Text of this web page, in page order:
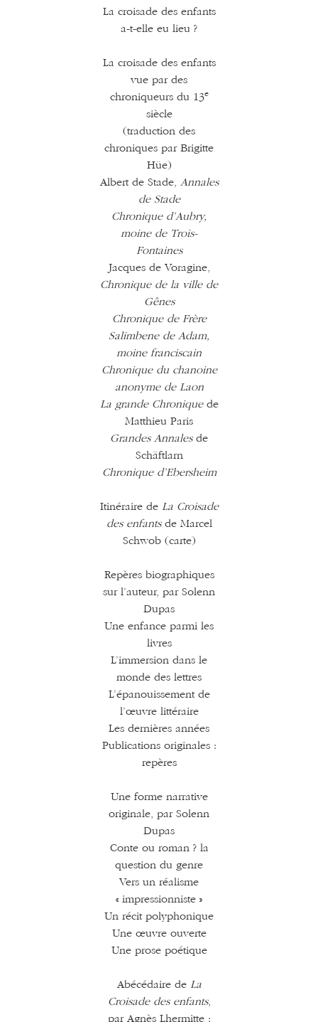
La croisade des enfants
a-t-elle eu lieu ?
La croisade des enfants
vue par des
chroniqueurs du 13e
siècle
(traduction des
chroniques par Brigitte
Hüe)
Albert de Stade, Annales
de Stade
Chronique d’Aubry,
moine de Trois-
Fontaines
Jacques de Voragine,
Chronique de la ville de
Gênes
Chronique de Frère
Salimbene de Adam,
moine franciscain
Chronique du chanoine
anonyme de Laon
La grande Chroniquede
Matthieu Paris
Grandes Annalesde
Schäftlarn
Chronique d’Ebersheim
Itinéraire de La Croisade
des enfantsde Marcel
Schwob (carte)
Repères biographiques
sur l’auteur, par Solenn
Dupas
Une enfance parmi les
livres
L’immersion dans le
monde des lettres
L’épanouissement de
l’œuvre littéraire
Les dernières années
Publications originales :
repères
Une forme narrative
originale, par Solenn
Dupas
Conte ou roman ? la
question du genre
Vers un réalisme
« impressionniste »
Un récit polyphonique
Une œuvre ouverte
Une prose poétique
Abécédaire de La
Croisade des enfants,
par Agnès Lhermitte :